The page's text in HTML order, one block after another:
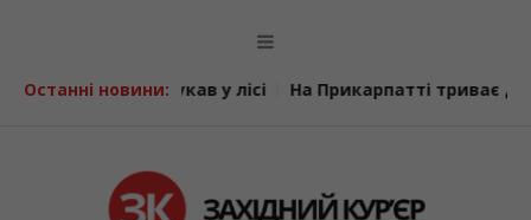
Останні новини:
у лісі На Прикарпатті триває декларування